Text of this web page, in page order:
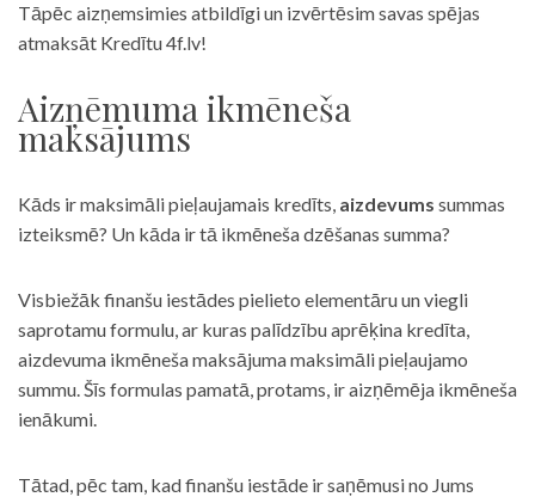
Tāpēc aizņemsimies atbildīgi un izvērtēsim savas spējas
atmaksāt Kredītu 4f.lv!
Aizņēmuma ikmēneša
maksājums
Kāds ir maksimāli pieļaujamais kredīts, aizdevums summas
izteiksmē? Un kāda ir tā ikmēneša dzēšanas summa?
Visbiežāk finanšu iestādes pielieto elementāru un viegli
saprotamu formulu, ar kuras palīdzību aprēķina kredīta,
aizdevuma ikmēneša maksājuma maksimāli pieļaujamo
summu. Šīs formulas pamatā, protams, ir aizņēmēja ikmēneša
ienākumi.
Tātad, pēc tam, kad finanšu iestāde ir saņēmusi no Jums